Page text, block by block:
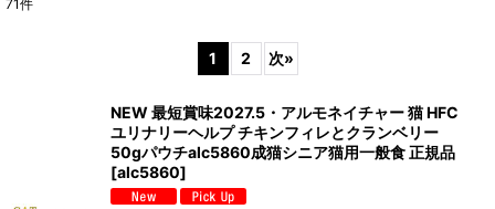
71 件
1 2 次»
NEW 最短賞味2027.5・アルモネイチャー 猫 HFC
ユリナリーヘルプ チキンフィレとクランベリー
50gパウチalc5860成猫シニア猫用一般食 正規品
[alc5860]